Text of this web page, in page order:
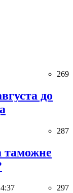
269
до
287
таможне
297